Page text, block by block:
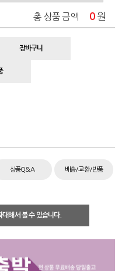
총 상품 금액 0 원
장바구니
상품Q&A 배송/교환/반품
해서 볼 수 있습니다.